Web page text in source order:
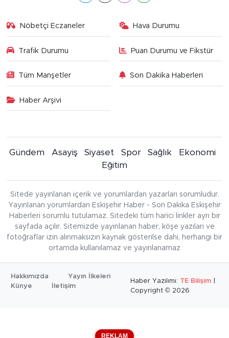
Nöbetçi Eczaneler Hava Durumu
Trafik Durumu Puan Durumu ve Fikstür
Tüm Manşetler Son Dakika Haberleri
Haber Arşivi
Gündem Asayiş Siyaset Spor Sağlık
Ekonomi
Eğitim
Sitede yayınlanan içerik ve yorumlardan yazarları sorumludur.
Yayınlanan yorumlardan Eskişehir Haber - Son Dakika Eskişehir
Haberleri sorumlu tutulamaz. Sitedeki tüm harici linkler ayrı bir
sayfada açılır. Sitemizde yayınlanan haber, köşe yazıları ve
fotoğraflar izin alınmaksızın kaynak gösterilse dahi, herhangi bir
ortamda kullanılamaz ve yayınlanamaz
Hakkımızda
Yayın İlkeleri
Künye
İletişim
Haber Yazılımı: TE Bilişim
Copyright © 2026
REKLAM